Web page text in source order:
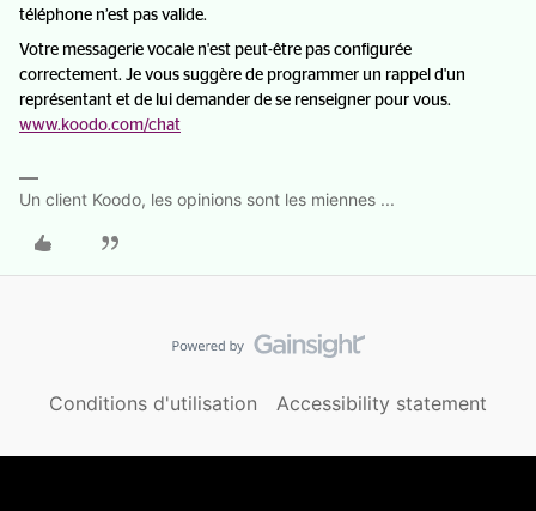
téléphone n’est pas valide.
Votre messagerie vocale n'est peut-être pas configurée
correctement. Je vous suggère de programmer un rappel d'un
représentant et de lui demander de se renseigner pour vous.
www.koodo.com/chat
Un client Koodo, les opinions sont les miennes ...
Conditions d'utilisation Accessibility statement